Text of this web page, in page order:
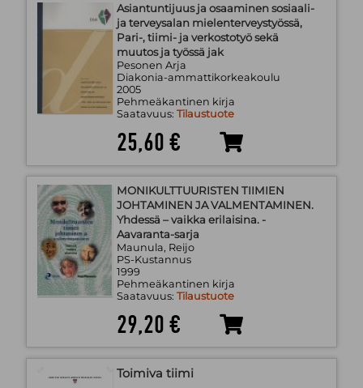
Asiantuntijuus ja osaaminen sosiaali-
ja terveysalan mielenterveystyössä,
Pari-, tiimi- ja verkostotyö sekä
muutos ja työssä jak
Pesonen Arja
Diakonia-ammattikorkeakoulu
2005
Pehmeäkantinen kirja
Saatavuus: Tilaustuote
25,60 €
MONIKULTTUURISTEN TIIMIEN
JOHTAMINEN JA VALMENTAMINEN.
Yhdessä – vaikka erilaisina. -
Aavaranta-sarja
Maunula, Reijo
PS-Kustannus
1999
Pehmeäkantinen kirja
Saatavuus: Tilaustuote
29,20 €
Toimiva tiimi